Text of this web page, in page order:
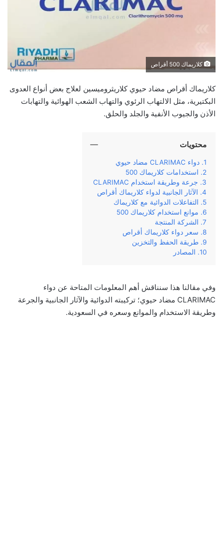
كلاريماك 500 أقراص
كلاريماك أقراص مضاد حيوي كلاريثروميسين لعلاج بعض أنواع العدوى
البكتيرية، مثل الالتهاب الرئوي والتهاب الشعب الهوائية والتهابات
الأذن والجيوب الأنفية والجلد والحلق.
محتويات
دواء CLARIMAC مضاد حيوي
استخدامات كلاريماك 500
جرعة وطريقة استخدام CLARIMAC
الآثار الجانبية لدواء كلاريماك أقراص
التفاعلات الدوائية مع كلاريماك
موانع استخدام كلاريماك 500
الشركة المنتجة
سعر دواء كلاريماك أقراص
طريقة الحفظ والتخزين
المصادر
وفي مقالنا هذا سنناقش أهم المعلومات المتاحة عن دواء
CLARIMAC مضاد حيوي؛ تركيبته الدوائية والآثار الجانبية والجرعة
وطريقة الاستخدام والموانع وسعره في السعودية.